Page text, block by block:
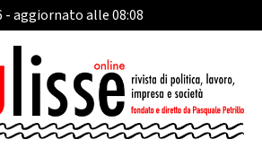
- aggiornato alle 08:08